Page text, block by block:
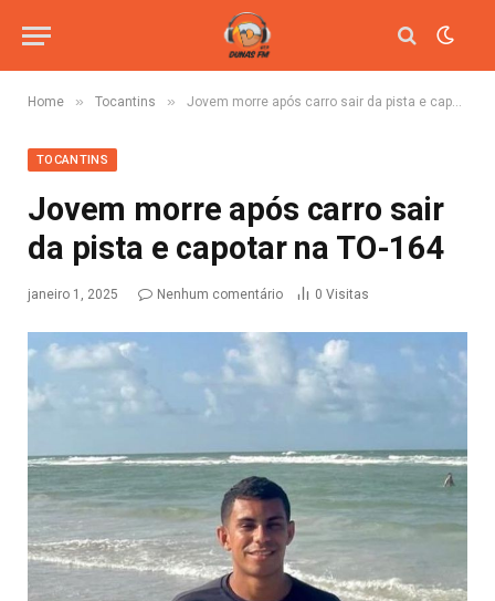
Home » Tocantins » Jovem morre após carro sair da pista e capotar na TO-164
TOCANTINS
Jovem morre após carro sair
da pista e capotar na TO-164
janeiro 1, 2025 Nenhum comentário 0 Visitas